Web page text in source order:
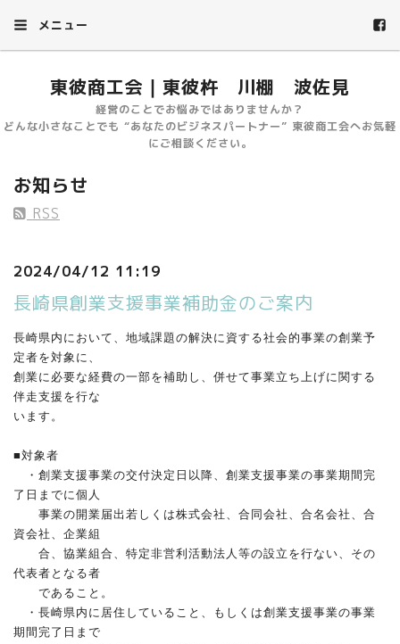
メニュー
東彼商工会｜東彼杵 川棚 波佐見
経営のことでお悩みではありませんか？
どんな小さなことでも “あなたのビジネスパートナー” 東彼商工会へお気軽
にご相談ください。
お知らせ
RSS
2024/04/12 11:19
長崎県創業支援事業補助金のご案内
長崎県内において、地域課題の解決に資する社会的事業の創業予
定者を対象に、
創業に必要な経費の一部を補助し、併せて事業立ち上げに関する
伴走支援を行な
います。
■対象者
・創業支援事業の交付決定日以降、創業支援事業の事業期間完
了日 までに個人
事業の開業届出若しくは株式会社、合同会社、合名会社、合
資会社 、企業組
合、協業組合、特定非営利活動法人等の設立を行ない、その
代表者 となる者
であること。
・長崎県内に居住していること、もしくは創業支援事業の事業
期間 完了日まで